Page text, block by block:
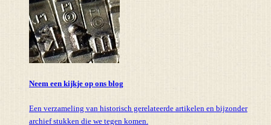
Neem een kijkje op ons blog
Een verzameling van historisch gerelateerde artikelen en bijzonder
archief stukken die we tegen komen.